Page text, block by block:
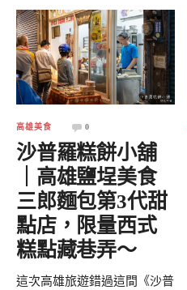
高雄美食 0
沙普羅糕餅小舖
｜高雄鹽埕美食
三郎麵包第3代甜
點店，限量西式
糕點藏巷弄～
這次高雄旅遊錯過這間《沙普